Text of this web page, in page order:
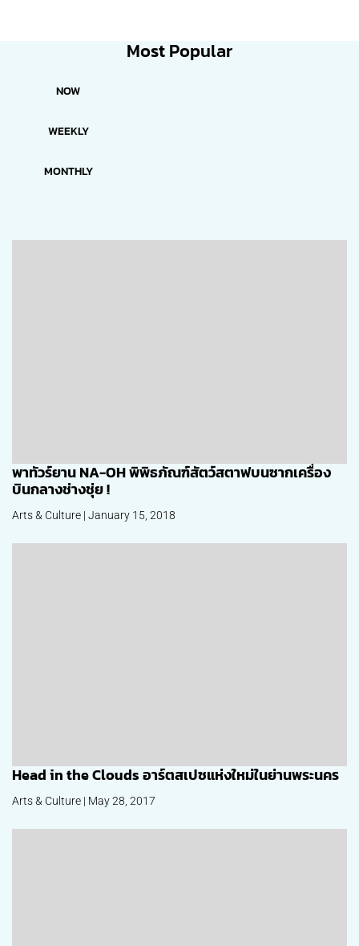
Most Popular
NOW
WEEKLY
MONTHLY
พาทัวร์ยาน NA-OH พิพิธภัณฑ์สัตว์สตาฟบนซากเครื่อง
บินกลางช่างชุ่ย !
Arts & Culture | January 15, 2018
Head in the Clouds อาร์ตสเปซแห่งใหม่ในย่านพระนคร
Arts & Culture | May 28, 2017